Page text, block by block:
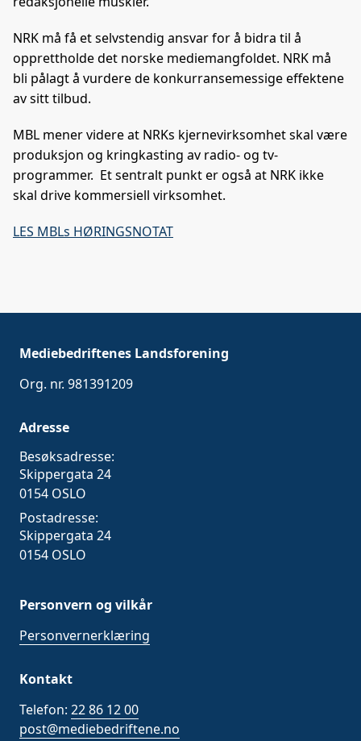
NRK må få et selvstendig ansvar for å bidra til å
opprettholde det norske mediemangfoldet. NRK må
bli pålagt å vurdere de konkurransemessige effektene
av sitt tilbud.
MBL mener videre at NRKs kjernevirksomhet skal være
produksjon og kringkasting av radio- og tv-
programmer. Et sentralt punkt er også at NRK ikke
skal drive kommersiell virksomhet.
LES MBLs HØRINGSNOTAT
Mediebedriftenes Landsforening
Org. nr. 981391209
Adresse
Besøksadresse:
Skippergata 24
0154 OSLO
Postadresse:
Skippergata 24
0154 OSLO
Personvern og vilkår
Personvernerklæring
Kontakt
Telefon: 22 86 12 00
post@mediebedriftene.no